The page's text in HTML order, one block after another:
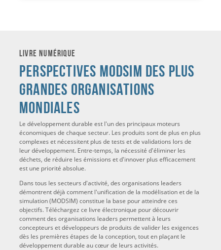
Livre numérique
Perspectives MODSIM des plus
grandes organisations
mondiales
Le développement durable est l'un des principaux moteurs
économiques de chaque secteur. Les produits sont de plus en plus
complexes et nécessitent plus de tests et de validations lors de
leur développement. Entre-temps, la nécessité d'éliminer les
déchets, de réduire les émissions et d'innover plus efficacement
est une priorité absolue.
Dans tous les secteurs d'activité, des organisations leaders
démontrent déjà comment l'unification de la modélisation et de la
simulation (MODSIM) constitue la base pour atteindre ces
objectifs. Téléchargez ce livre électronique pour découvrir
comment des organisations leaders permettent à leurs
concepteurs et développeurs de produits de valider les exigences
dès les premières étapes de la conception, tout en plaçant le
développement durable au cœur de leurs activités.